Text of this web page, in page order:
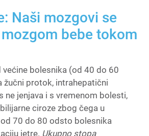
Naši mozgovi se
bebe tokom
bolesnika (od 40 do 60
protok, intrahepatični
ne jenjava i s vremenom bolesti,
ciroze zbog čega u
70 do 80 odsto bolesnika
jetre. Ukupno stopa